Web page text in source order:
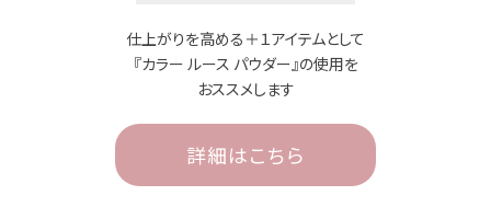
仕上がりを高める＋１アイテムとして
『カラー ルース パウダー』の使用を
おススメします
詳細はこちら